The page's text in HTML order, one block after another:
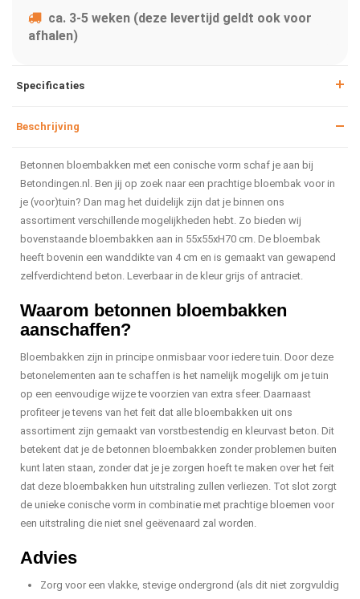
ca. 3-5 weken (deze levertijd geldt ook voor
afhalen)
Specificaties
Beschrijving
Betonnen bloembakken met een conische vorm schaf je aan bij
Betondingen.nl. Ben jij op zoek naar een prachtige bloembak voor in
je (voor)tuin? Dan mag het duidelijk zijn dat je binnen ons
assortiment verschillende mogelijkheden hebt. Zo bieden wij
bovenstaande bloembakken aan in 55x55xH70 cm. De bloembak
heeft bovenin een wanddikte van 4 cm en is gemaakt van gewapend
zelfverdichtend beton. Leverbaar in de kleur grijs of antraciet.
Waarom betonnen bloembakken
aanschaffen?
Bloembakken zijn in principe onmisbaar voor iedere tuin. Door deze
betonelementen aan te schaffen is het namelijk mogelijk om je tuin
op een eenvoudige wijze te voorzien van extra sfeer. Daarnaast
profiteer je tevens van het feit dat alle bloembakken uit ons
assortiment zijn gemaakt van vorstbestendig en kleurvast beton. Dit
betekent dat je de betonnen bloembakken zonder problemen buiten
kunt laten staan, zonder dat je je zorgen hoeft te maken over het feit
dat deze bloembakken hun uitstraling zullen verliezen. Tot slot zorgt
de unieke conische vorm in combinatie met prachtige bloemen voor
een uitstraling die niet snel geëvenaard zal worden.
Advies
Zorg voor een vlakke, stevige ondergrond (als dit niet zorgvuldig